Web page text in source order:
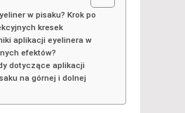
w pisaku? Krok po
kresek
aplikacji eyelinera w
efektów?
dotyczące aplikacji
na górnej i dolnej